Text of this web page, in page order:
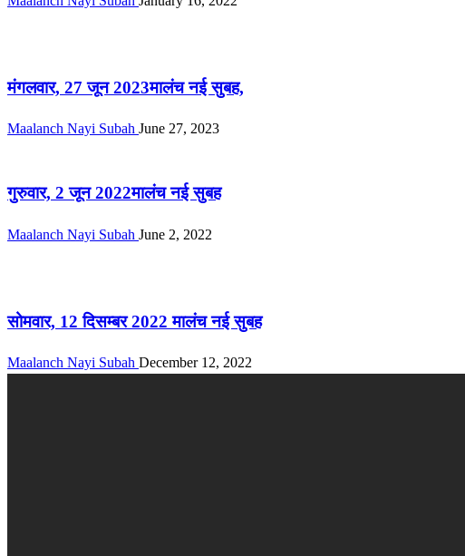
मंगलवार, 27 जून 2023मालंच नई सुबह,
Maalanch Nayi Subah June 27, 2023
गुरुवार, 2 जून 2022मालंच नई सुबह
Maalanch Nayi Subah June 2, 2022
सोमवार, 12 दिसम्बर 2022 मालंच नई सुबह
Maalanch Nayi Subah December 12, 2022